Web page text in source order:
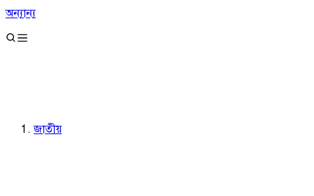
অন্যান্য
জাতীয়